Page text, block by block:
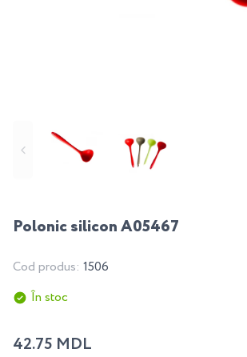
Polonic silicon A05467
Cod produs: 1506
În stoc
42.75 MDL